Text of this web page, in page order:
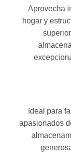
Aprovecha
hogar y
Ideal para
apasionados